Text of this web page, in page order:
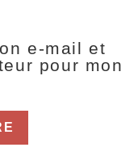
e-mail et
pour mon